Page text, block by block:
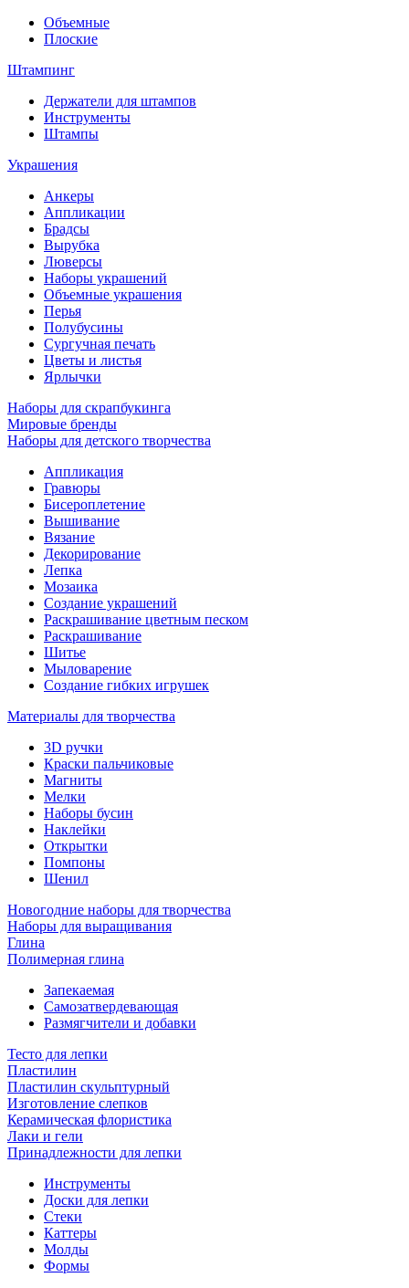
Объемные
Плоские
Штампинг
Держатели для штампов
Инструменты
Штампы
Украшения
Анкеры
Аппликации
Брадсы
Вырубка
Люверсы
Наборы украшений
Объемные украшения
Перья
Полубусины
Сургучная печать
Цветы и листья
Ярлычки
Наборы для скрапбукинга
Мировые бренды
Наборы для детского творчества
Аппликация
Гравюры
Бисероплетение
Вышивание
Вязание
Декорирование
Лепка
Мозаика
Создание украшений
Раскрашивание цветным песком
Раскрашивание
Шитье
Мыловарение
Создание гибких игрушек
Материалы для творчества
3D ручки
Краски пальчиковые
Магниты
Мелки
Наборы бусин
Наклейки
Открытки
Помпоны
Шенил
Новогодние наборы для творчества
Наборы для выращивания
Глина
Полимерная глина
Запекаемая
Самозатвердевающая
Размягчители и добавки
Тесто для лепки
Пластилин
Пластилин скульптурный
Изготовление слепков
Керамическая флористика
Лаки и гели
Принадлежности для лепки
Инструменты
Доски для лепки
Стеки
Каттеры
Молды
Формы